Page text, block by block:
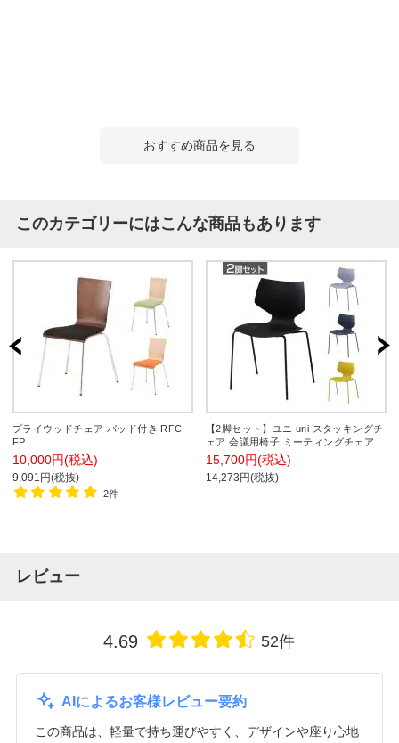
おすすめ商品を見る
このカテゴリーにはこんな商品もあります
プライウッドチェア パッド付き RFC-
FP
10,000円(税込)
9,091円(税抜)
2件
【2脚セット】ユニ uni スタッキングチ
ェア 会議用椅子 ミーティングチェア
オフィスチェア カフェチェア ダイニン
グチェア 4本脚 固定脚 UNI-C
15,700円(税込)
14,273円(税抜)
レビュー
4.69 52件
AIによるお客様レビュー要約
この商品は、軽量で持ち運びやすく、デザインや座り心地